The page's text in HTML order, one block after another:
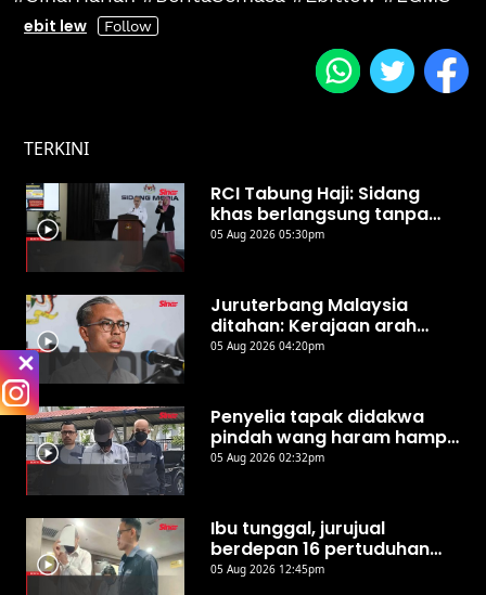
ebit lew
TERKINI
RCI Tabung Haji: Sidang
khas berlangsung tanpa
waktu rehat, 40 ahli
05 Aug 2026 05:30pm
Juruterbang Malaysia
ditahan: Kerajaan arah
tutup segera kelompangan
05 Aug 2026 04:20pm
Penyelia tapak didakwa
pindah wang haram hampir
RM1.9 juta
05 Aug 2026 02:32pm
Ibu tunggal, jurujual
berdepan 16 pertuduhan
kemuka tuntutan palsu
05 Aug 2026 12:45pm